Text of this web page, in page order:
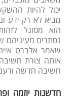
יכול להיות
מביא לא רק ידע
הוא מסוגל
נסתרים מעיניהם
שאמר אלברט
אותה צורת
חשיבה חדשה
חדשנות יוזמה